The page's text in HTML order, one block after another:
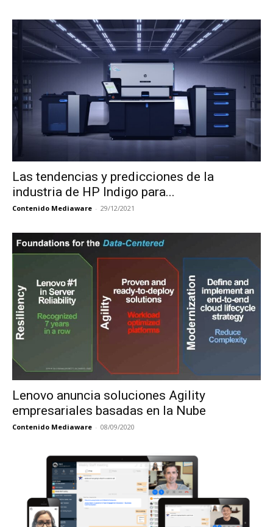
Las tendencias y predicciones de la
industria de HP Indigo para...
Contenido Mediaware - 29/12/2021
Lenovo anuncia soluciones Agility
empresariales basadas en la Nube
Contenido Mediaware - 08/09/2020